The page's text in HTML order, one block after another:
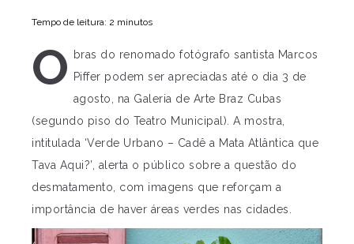
Tempo de leitura: 2 minutos
O
bras do renomado fotógrafo santista Marcos
Piffer podem ser apreciadas até o dia 3 de
agosto, na Galeria de Arte Braz Cubas
(segundo piso do Teatro Municipal). A mostra,
intitulada ‘Verde Urbano – Cadê a Mata Atlântica que
Tava Aqui?’, alerta o público sobre a questão do
desmatamento, com imagens que reforçam a
importância de haver áreas verdes nas cidades.